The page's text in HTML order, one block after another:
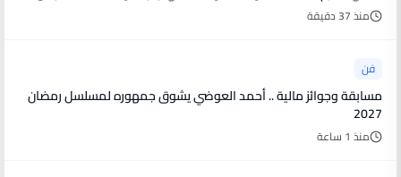
منذ 37 دقيقة
فن
مسابقة وجوائز مالية .. أحمد العوضي يشوق جمهوره لمسلسل رمضان
2027
منذ 1 ساعة